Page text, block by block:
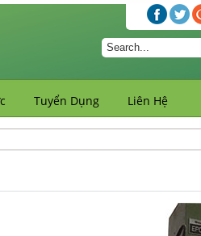
Tuyển Dụng Liên Hệ